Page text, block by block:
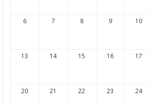
6 7 8 9 10
13 14 15 16 17
20 21 22 23 24